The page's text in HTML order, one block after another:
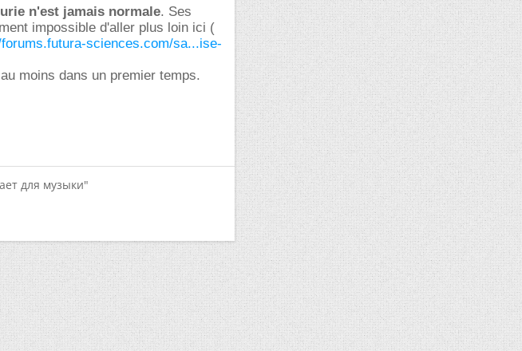
n'est jamais normale. Ses
impossible d'aller plus loin ici (
sciences.com/sa...ise-
moins dans un premier temps.
для музыки"